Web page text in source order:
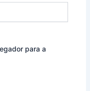
para a